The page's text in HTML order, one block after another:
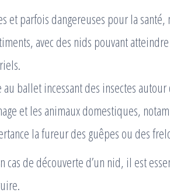
et parfois dangereuses pour la santé,
avec des nids pouvant
au ballet incessant des insectes
et les animaux domestiques,
la fureur des guêpes ou des
cas de découverte d’un nid, il est